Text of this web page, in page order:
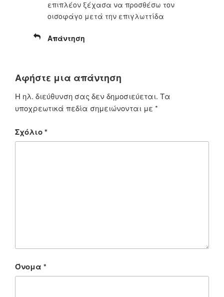
επιπλέον ξέχασα να προσθέσω τον
οισοφάγο μετά την επιγλωττίδα
Απάντηση
Αφήστε μια απάντηση
Η ηλ. διεύθυνση σας δεν δημοσιεύεται. Τα
υποχρεωτικά πεδία σημειώνονται με *
Σχόλιο*
Όνομα *